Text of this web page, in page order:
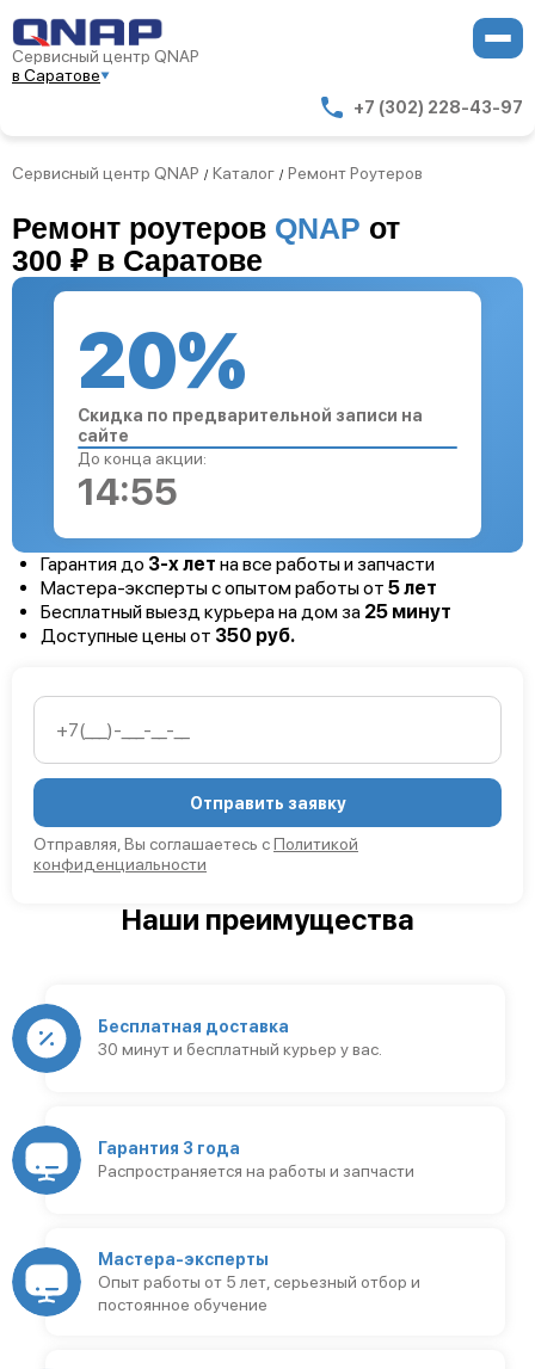
Сервисный центр QNAP
в Саратове
+7 (302) 228-43-97
Сервисный центр QNAP / Каталог / Ремонт Роутеров
Ремонт роутеров QNAP от
300 ₽ в Саратове
Гарантия до 3-х лет на все работы и запчасти
Мастера-эксперты с опытом работы от 5 лет
Бесплатный выезд курьера на дом за 25 минут
Доступные цены от 350 руб.
Отправить заявку
Отправляя, Вы соглашаетесь сПолитикой
конфиденциальности
20%
Скидка по предварительной записи на
сайте
До конца акции:
14:54
Наши преимущества
Бесплатная доставка
30 минут и бесплатный курьер у вас.
Гарантия 3 года
Распространяется на работы и запчасти
Мастера-эксперты
Опыт работы от 5 лет, серьезный отбор и
постоянное обучение